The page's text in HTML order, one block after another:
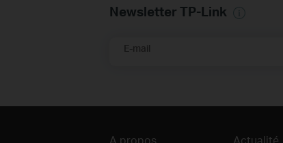
Newsletter TP-Link
E-mail
A propos Actualité